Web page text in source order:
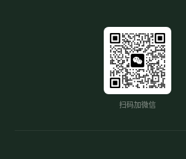
扫码加微信